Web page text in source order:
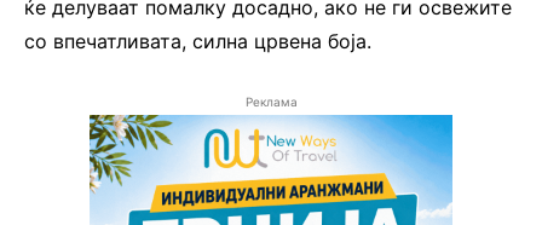
ќе делуваат помалку досадно, ако не ги освежите
со впечатливата, силна црвена боја.
Реклама